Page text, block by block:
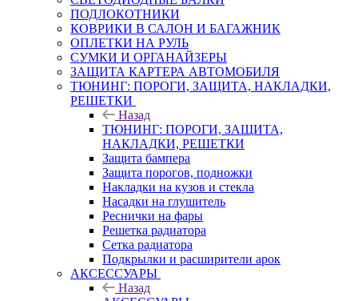
ПОДЛОКОТНИКИ
КОВРИКИ В САЛОН И БАГАЖНИК
ОПЛЕТКИ НА РУЛЬ
СУМКИ И ОРГАНАЙЗЕРЫ
ЗАЩИТА КАРТЕРА АВТОМОБИЛЯ
ТЮНИНГ: ПОРОГИ, ЗАЩИТА, НАКЛАДКИ,
РЕШЕТКИ
Назад
ТЮНИНГ: ПОРОГИ, ЗАЩИТА,
НАКЛАДКИ, РЕШЕТКИ
Защита бампера
Защита порогов, подножки
Накладки на кузов и стекла
Насадки на глушитель
Реснички на фары
Решетка радиатора
Сетка радиатора
Подкрылки и расширители арок
АКСЕССУАРЫ
Назад